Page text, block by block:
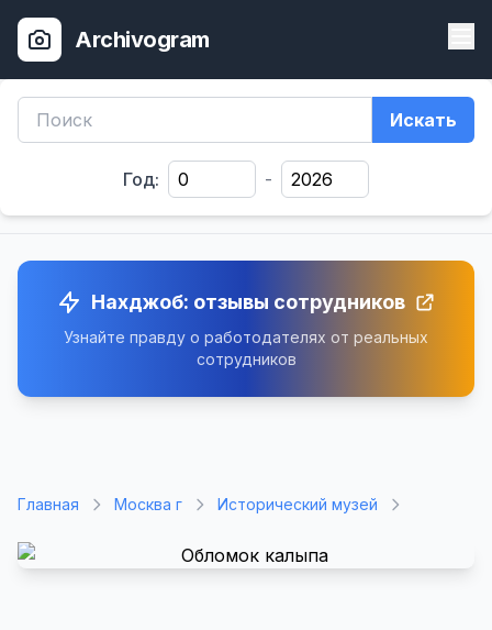
Archivogram
Искать
Год: -
Нахджоб: отзывы сотрудников
Узнайте правду о работодателях от реальных
сотрудников
Главная Москва г Исторический музей